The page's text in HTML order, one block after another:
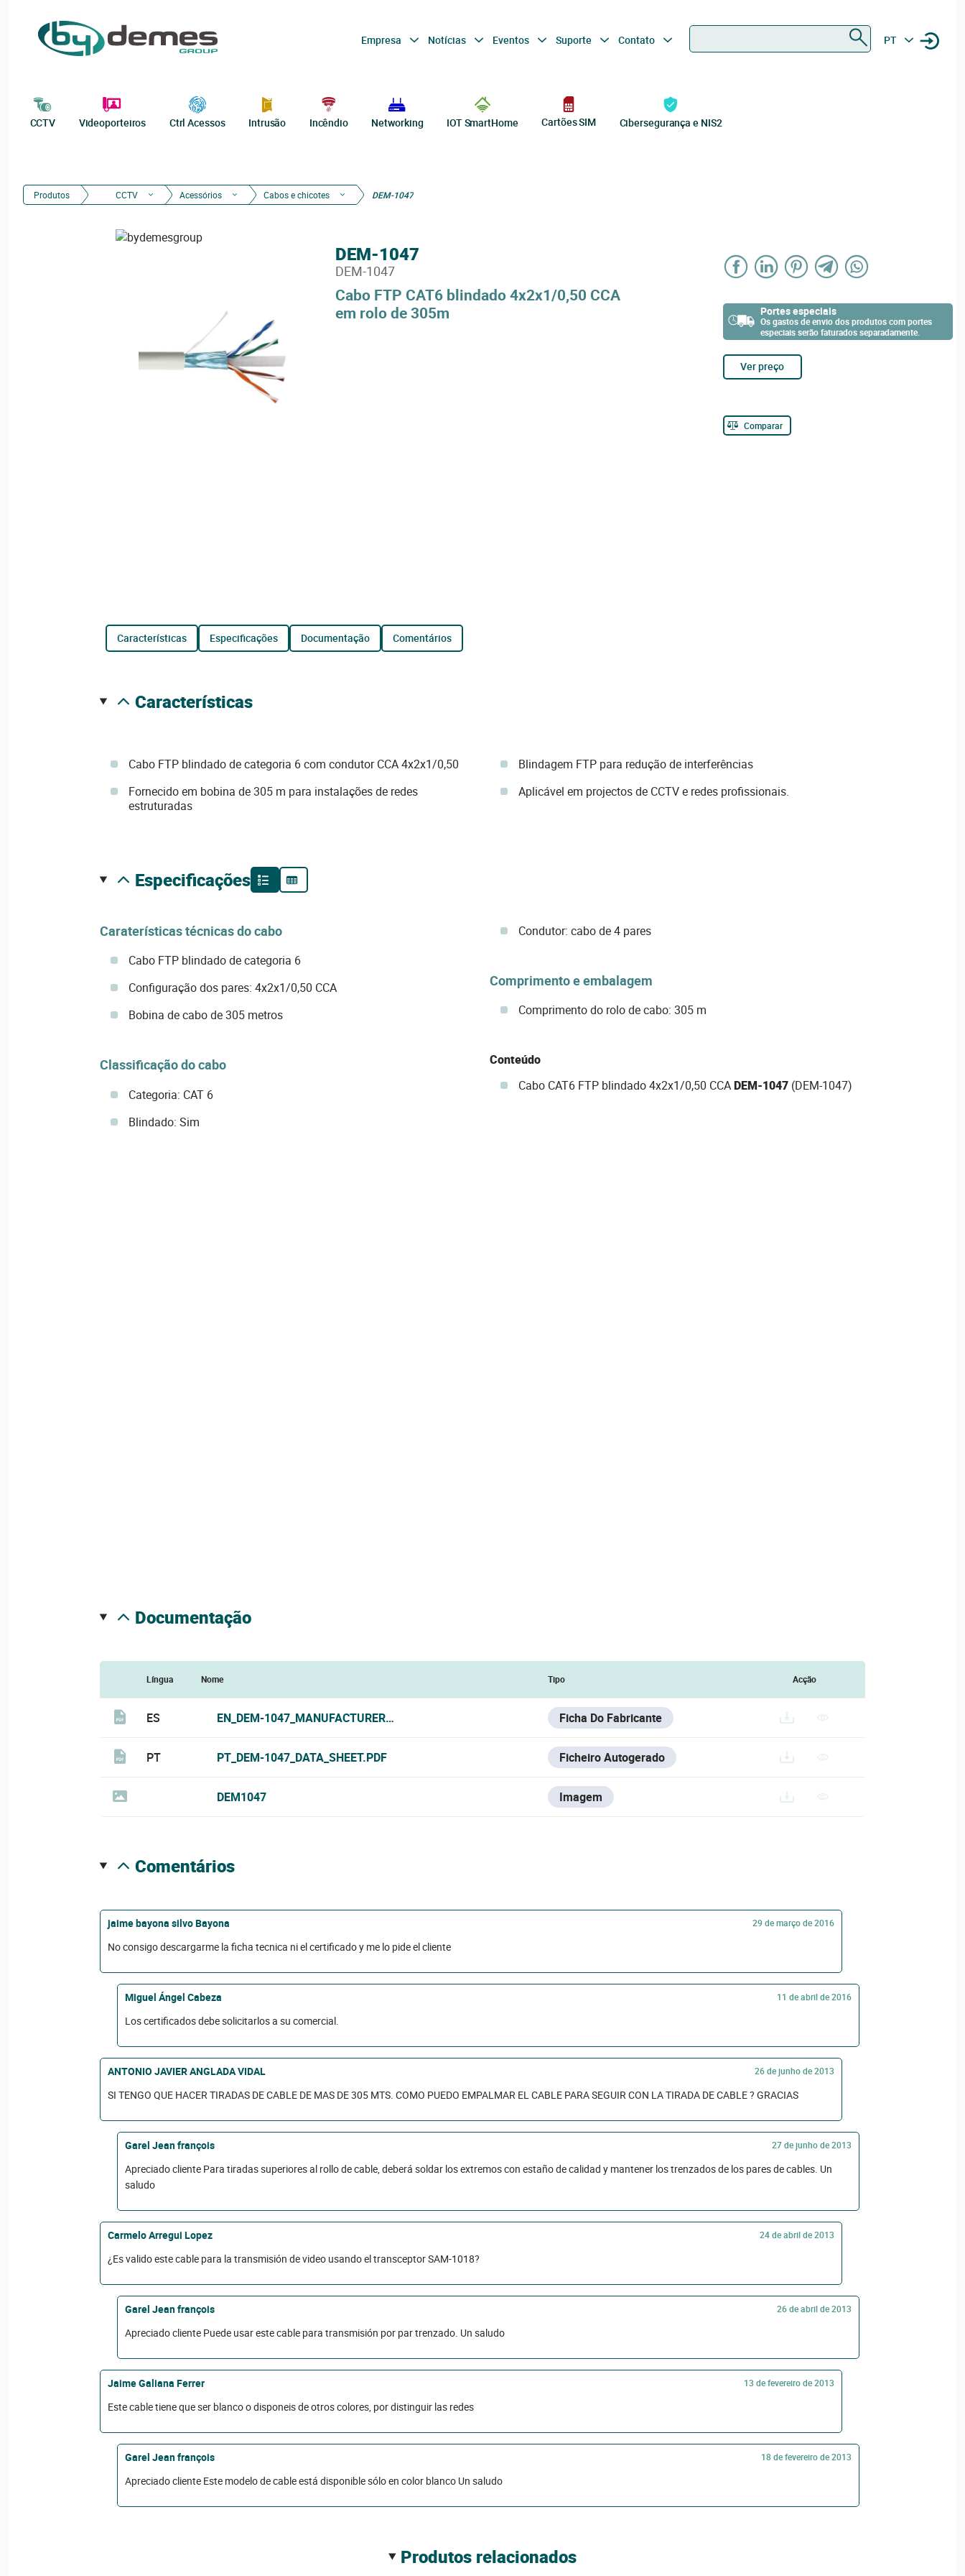
Empresa Notícias Eventos Suporte Contato PT
CCTV Videoporteiros Ctrl Acessos Intrusão Incêndio Networking IOT SmartHome Cartões SIM Cibersegurança e NIS2
Produtos CCTV Acessórios Cabos e chicotes DEM-1047
Cabo FTP CAT6 blindado 4x2x1/0,50 CCA
em rolo de 305m
DEM-1047
DEM-1047
Portes especiais
Os gastos de envio dos produtos com portes
especiais serão faturados separadamente.
Ver preço
Comparar
características especificações documentação comentários
características
Cabo FTP blindado de categoria 6 com condutor CCA 4x2x1/0,50
Fornecido em bobina de 305 m para instalações de redes
estruturadas
Blindagem FTP para redução de interferências
Aplicável em projectos de CCTV e redes profissionais.
especificações
Caraterísticas técnicas do cabo
Cabo FTP blindado de categoria 6
Configuração dos pares: 4x2x1/0,50 CCA
Bobina de cabo de 305 metros
Classificação do cabo
Categoria: CAT 6
Blindado: Sim
Condutor: cabo de 4 pares
Comprimento e embalagem
Comprimento do rolo de cabo: 305 m
Conteúdo
Cabo CAT6 FTP blindado 4x2x1/0,50 CCADEM-1047(DEM-1047)
documentação
Língua Nome Tipo Acção
ES EN_DEM-1047_MANUFACTURER_DATA_SHEET.PDF Ficha Do Fabricante
PT PT_DEM-1047_DATA_SHEET.PDF Ficheiro Autogerado
DEM1047 Imagem
comentários
jaime bayona silvo Bayona 29 de março de 2016
No consigo descargarme la ficha tecnica ni el certificado y me lo pide el cliente
Miguel Ángel Cabeza 11 de abril de 2016
Los certificados debe solicitarlos a su comercial.
ANTONIO JAVIER ANGLADA VIDAL 26 de junho de 2013
SI TENGO QUE HACER TIRADAS DE CABLE DE MAS DE 305 MTS. COMO PUEDO EMPALMAR EL CABLE PARA SEGUIR CON LA TIRADA DE CABLE ? GRACIAS
Garel Jean françois 27 de junho de 2013
Apreciado cliente Para tiradas superiores al rollo de cable, deberá soldar los extremos con estaño de calidad y mantener los trenzados de los pares de cables. Un
saludo
Carmelo Arregui Lopez 24 de abril de 2013
¿Es valido este cable para la transmisión de video usando el transceptor SAM-1018?
Garel Jean françois 26 de abril de 2013
Apreciado cliente Puede usar este cable para transmisión por par trenzado. Un saludo
Jaime Galiana Ferrer 13 de fevereiro de 2013
Este cable tiene que ser blanco o disponeis de otros colores, por distinguir las redes
Garel Jean françois 18 de fevereiro de 2013
Apreciado cliente Este modelo de cable está disponible sólo en color blanco Un saludo
produtos relacionados